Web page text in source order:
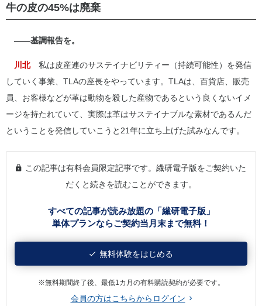
牛の皮の45%は廃棄
――基調報告を。
川北私は皮産連のサステイナビリティー（持続可能性）を発信
していく事業、TLAの座長をやっています。TLAは、百貨店、販売
員、お客様などが革は動物を殺した産物であるという良くないイメ
ージを持たれていて、実際は革はサステイナブルな素材であるんだ
ということを発信していこうと21年に立ち上げた試みなんです。
この記事は有料会員限定記事です。繊研電子版をご契約いた
だくと続きを読むことができます。
すべての記事が読み放題の「繊研電子版」
単体プランならご契約当月末まで無料！
無料体験をはじめる
※無料期間終了後、最低1カ月の有料購読契約が必要です。
会員の方はこちらからログイン